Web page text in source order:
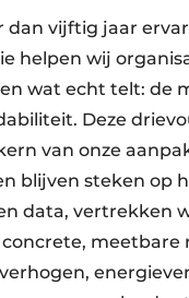
dan vijftig jaar
helpen wij
wat echt telt: de
Deze
van onze
blijven steken op
data, vertrekken
concrete,